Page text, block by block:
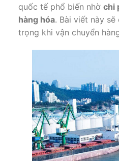
quốc tế phổ biến nhờ chi
hàng hóa. Bài viết này
trọng khi vận chuyển